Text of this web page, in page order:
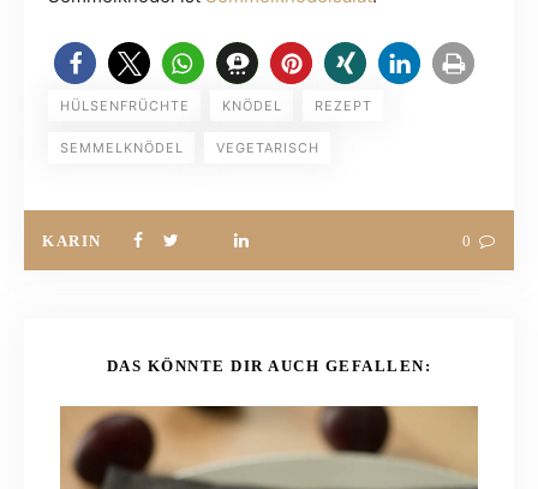
HÜLSENFRÜCHTE KNÖDEL REZEPT
SEMMELKNÖDEL VEGETARISCH
KARIN 0
DAS KÖNNTE DIR AUCH GEFALLEN: